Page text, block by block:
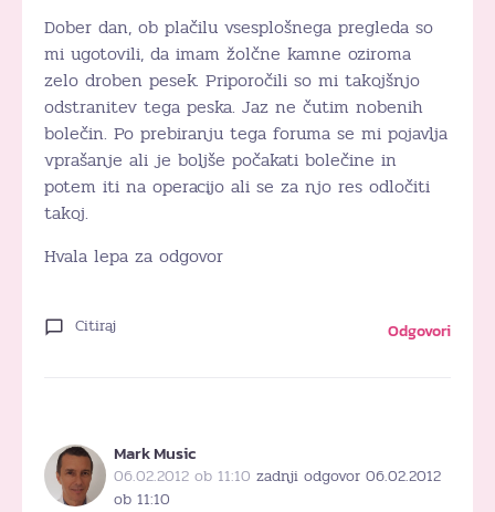
Dober dan, ob plačilu vsesplošnega pregleda so
mi ugotovili, da imam žolčne kamne oziroma
zelo droben pesek. Priporočili so mi takojšnjo
odstranitev tega peska. Jaz ne čutim nobenih
bolečin. Po prebiranju tega foruma se mi pojavlja
vprašanje ali je boljše počakati bolečine in
potem iti na operacijo ali se za njo res odločiti
takoj.
Hvala lepa za odgovor
Citiraj Odgovori
Mark Music
06.02.2012 ob 11:10 zadnji odgovor 06.02.2012
ob 11:10